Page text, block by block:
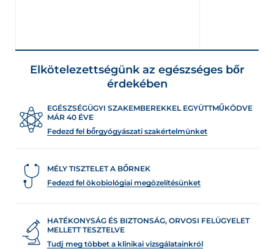
Elkötelezettségünk az egészséges bőr
érdekében
EGÉSZSÉGÜGYI SZAKEMBEREKKEL EGYÜTTMŰKÖDVE
MÁR 40 ÉVE
Fedezd fel bőrgyógyászati szakértelmünket
MÉLY TISZTELET A BŐRNEK
Fedezd fel ökobiológiai megözelítésünket
HATÉKONYSÁG ÉS BIZTONSÁG, ORVOSI FELÜGYELET
MELLETT TESZTELVE
Tudj meg többet a klinikai vizsgálatainkról